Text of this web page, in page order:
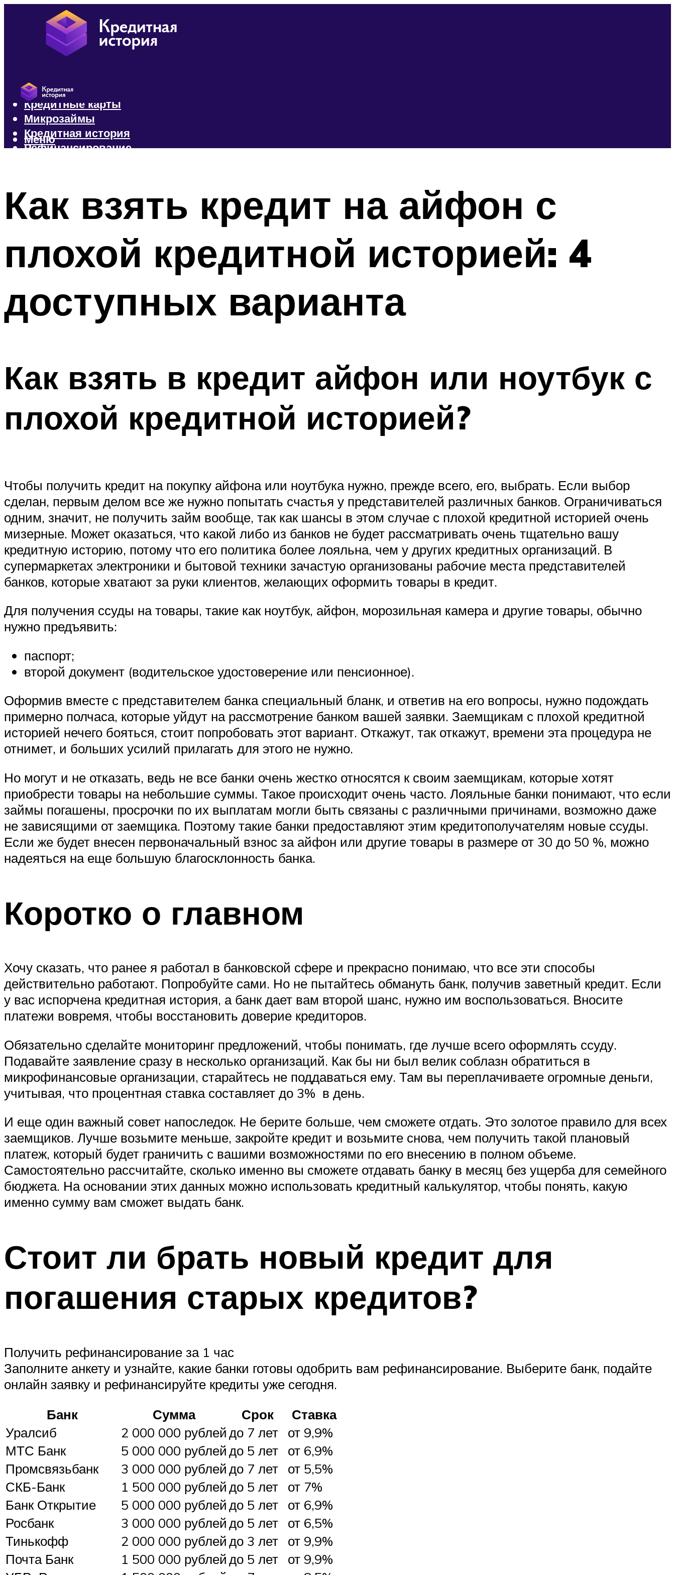
Кредиты
Кредитные карты
Микрозаймы
Кредитная история
Рефинансирование
Меню
Как взять кредит на айфон с
плохой кредитной историей: 4
доступных варианта
Как взять в кредит айфон или ноутбук с
плохой кредитной историей?
Чтобы получить кредит на покупку айфона или ноутбука нужно, прежде всего, его, выбрать. Если выбор
сделан, первым делом все же нужно попытать счастья у представителей различных банков. Ограничиваться
одним, значит, не получить займ вообще, так как шансы в этом случае с плохой кредитной историей очень
мизерные. Может оказаться, что какой либо из банков не будет рассматривать очень тщательно вашу
кредитную историю, потому что его политика более лояльна, чем у других кредитных организаций. В
супермаркетах электроники и бытовой техники зачастую организованы рабочие места представителей
банков, которые хватают за руки клиентов, желающих оформить товары в кредит.
Для получения ссуды на товары, такие как ноутбук, айфон, морозильная камера и другие товары, обычно
нужно предъявить:
паспорт;
второй документ (водительское удостоверение или пенсионное).
Оформив вместе с представителем банка специальный бланк, и ответив на его вопросы, нужно подождать
примерно полчаса, которые уйдут на рассмотрение банком вашей заявки. Заемщикам с плохой кредитной
историей нечего бояться, стоит попробовать этот вариант. Откажут, так откажут, времени эта процедура не
отнимет, и больших усилий прилагать для этого не нужно.
Но могут и не отказать, ведь не все банки очень жестко относятся к своим заемщикам, которые хотят
приобрести товары на небольшие суммы. Такое происходит очень часто. Лояльные банки понимают, что если
займы погашены, просрочки по их выплатам могли быть связаны с различными причинами, возможно даже
не зависящими от заемщика. Поэтому такие банки предоставляют этим кредитополучателям новые ссуды.
Если же будет внесен первоначальный взнос за айфон или другие товары в размере от 30 до 50 %, можно
надеяться на еще большую благосклонность банка.
Коротко о главном
Хочу сказать, что ранее я работал в банковской сфере и прекрасно понимаю, что все эти способы
действительно работают. Попробуйте сами. Но не пытайтесь обмануть банк, получив заветный кредит. Если
у вас испорчена кредитная история, а банк дает вам второй шанс, нужно им воспользоваться. Вносите
платежи вовремя, чтобы восстановить доверие кредиторов.
Обязательно сделайте мониторинг предложений, чтобы понимать, где лучше всего оформлять ссуду.
Подавайте заявление сразу в несколько организаций. Как бы ни был велик соблазн обратиться в
микрофинансовые организации, старайтесь не поддаваться ему. Там вы переплачиваете огромные деньги,
учитывая, что процентная ставка составляет до 3% в день.
И еще один важный совет напоследок. Не берите больше, чем сможете отдать. Это золотое правило для всех
заемщиков. Лучше возьмите меньше, закройте кредит и возьмите снова, чем получить такой плановый
платеж, который будет граничить с вашими возможностями по его внесению в полном объеме.
Самостоятельно рассчитайте, сколько именно вы сможете отдавать банку в месяц без ущерба для семейного
бюджета. На основании этих данных можно использовать кредитный калькулятор, чтобы понять, какую
именно сумму вам сможет выдать банк.
Стоит ли брать новый кредит для
погашения старых кредитов?
Получить рефинансирование за 1 час
Заполните анкету и узнайте, какие банки готовы одобрить вам рефинансирование. Выберите банк, подайте
онлайн заявку и рефинансируйте кредиты уже сегодня.
Банк
Сумма Срок
Ставка
Уралсиб
2 000 000 рублейдо 7 лет
от 9,9%
МТС Банк
5 000 000 рублейдо 5 лет
от 6,9%
Промсвязьбанк
3 000 000 рублейдо 7 лет
от 5,5%
СКБ-Банк
1 500 000 рублейдо 5 лет
от 7%
Банк Открытие
5 000 000 рублейдо 5 лет
от 6,9%
Росбанк
3 000 000 рублейдо 5 лет
от 6,5%
Тинькофф
2 000 000 рублейдо 3 лет
от 9,9%
Почта Банк
1 500 000 рублейдо 5 лет
от 9,9%